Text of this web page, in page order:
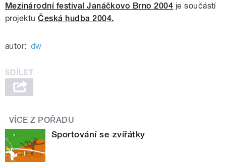
Mezinárodní festival Janáčkovo Brno 2004 je součástí
projektuČeská hudba 2004.
autor: dw
VÍCE Z POŘADU
Sportování se zvířátky